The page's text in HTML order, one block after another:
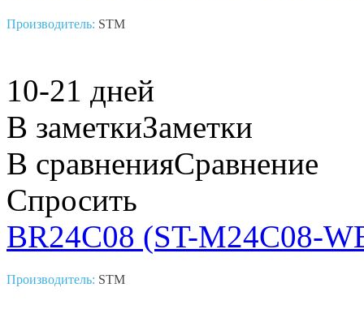
Производитель: STM
10-21 дней
В заметкиЗаметки
В сравненияСравнение
Спросить
BR24C08 (ST-M24C08-
Производитель: STM